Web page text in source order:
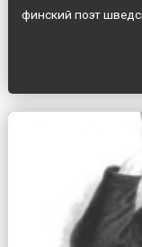
финский поэт